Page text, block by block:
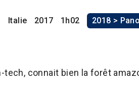
Italie 2017 1h02 2018 >
tech, connait bien la forêt